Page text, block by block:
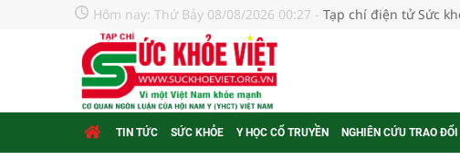
Hôm nay: Thứ Bảy 08/08/2026 00:27 - Tạp chí điện tử Sức
TIN TỨC SỨC KHỎE Y HỌC CỔ TRUYỀN NGHIÊN CỨU TRAO ĐỔI